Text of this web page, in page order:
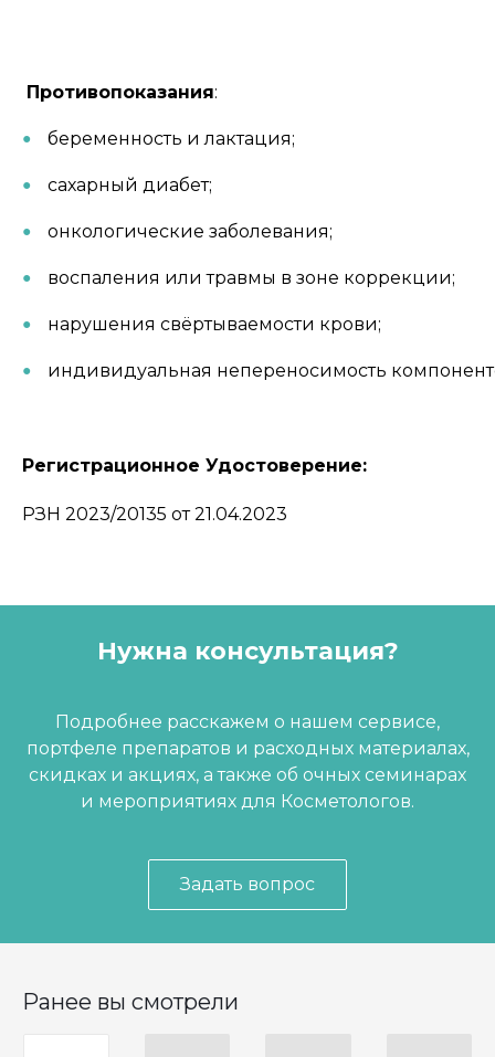
Противопоказания:
беременность и лактация;
сахарный диабет;
онкологические заболевания;
воспаления или травмы в зоне коррекции;
нарушения свёртываемости крови;
индивидуальная непереносимость
Регистрационное Удостоверение:
РЗН 2023/20135 от 21.04.2023
Нужна консультация?
Подробнее расскажем о нашем сервисе,
портфеле препаратов и расходных материалах,
скидках и акциях, а также об очных семинарах
и мероприятиях для Косметологов.
Задать вопрос
Ранее вы смотрели